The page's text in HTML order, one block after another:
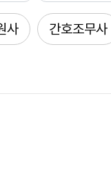
사 간호조무사